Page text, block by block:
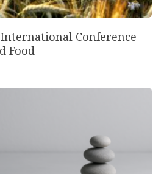
International Conference
Food